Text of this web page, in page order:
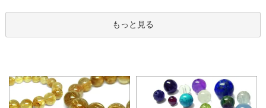
もっと見る